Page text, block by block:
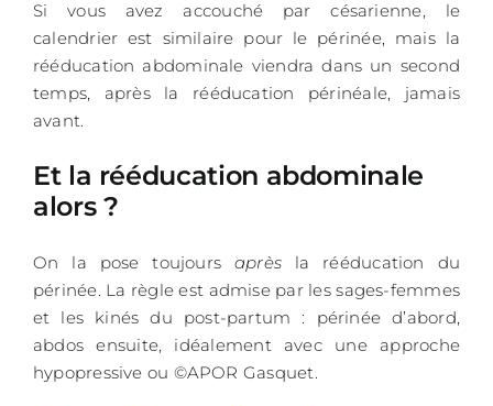
Si vous avez accouché par césarienne, le
calendrier est similaire pour le périnée, mais la
rééducation abdominale viendra dans un second
temps, après la rééducation périnéale, jamais
avant.
Et la rééducation abdominale
alors ?
On la pose toujours après la rééducation du
périnée. La règle est admise par les sages-femmes
et les kinés du post-partum : périnée d’abord,
abdos ensuite, idéalement avec une approche
hypopressive ou ©APOR Gasquet.